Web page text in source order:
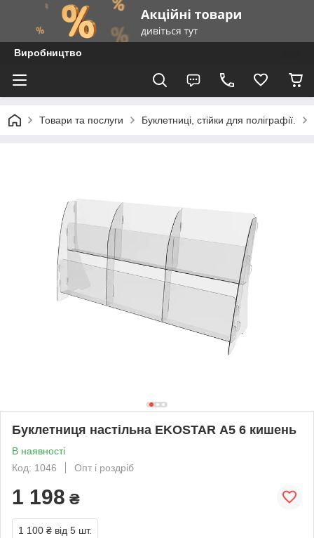
Виробництво
Товари та послуги Буклетниці, стійки для поліграфії.
Буклетниця настільна EKOSTAR А5 6 кишень
В наявності
Код: 1046
Опт і роздріб
1 198 ₴
1 100 ₴ від 5 шт.